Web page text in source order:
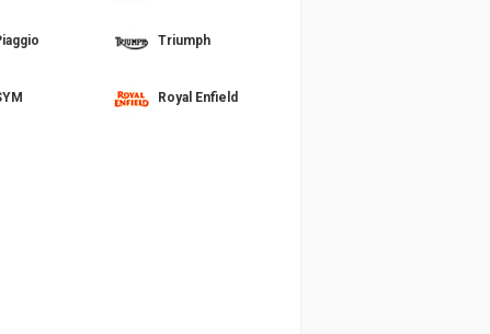
Triumph
Royal Enfield